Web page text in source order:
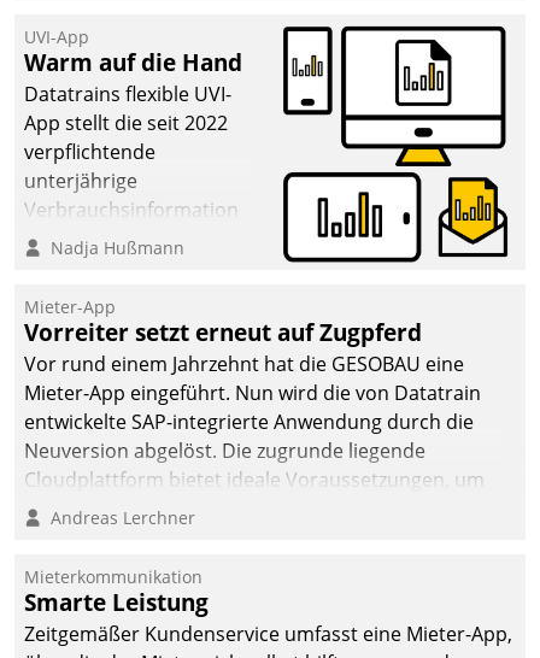
UVI-App
Warm auf die Hand
Datatrains flexible UVI-
App stellt die seit 2022
verpflichtende
unterjährige
Verbrauchsinformation
schnell, zuverlässig und
Die monatlichen
Mitteilungen zum
Heizungs- und
Wasserverbrauch gehen
automatisiert, vollständig
und auf Wunsch über
mehrere zuvor
Kommunikationswege bei
Nadja Hußmann
Mieter-App
Vorreiter setzt erneut auf Zugpferd
Vor rund einem Jahrzehnt hat die GESOBAU eine
Mieter-App eingeführt. Nun wird die von Datatrain
entwickelte SAP-integrierte Anwendung durch die
Neuversion abgelöst. Die zugrunde liegende
Cloudplattform bietet ideale Voraussetzungen, um
die Funktionalität der App zu erweitern und weitere
integrieren.
Andreas Lerchner
Mieterkommunikation
Smarte Leistung
Zeitgemäßer Kundenservice umfasst eine Mieter-App,